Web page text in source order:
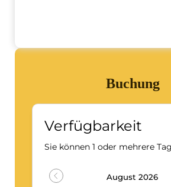
Buchung